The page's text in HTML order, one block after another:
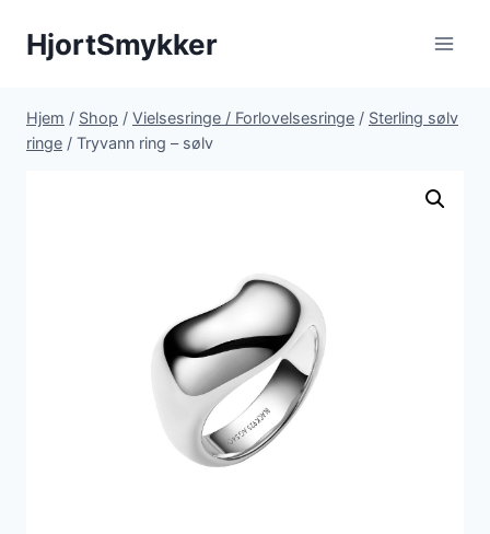
HjortSmykker
Hjem / Shop / Vielsesringe / Forlovelsesringe / Sterling sølv
ringe / Tryvann ring – sølv